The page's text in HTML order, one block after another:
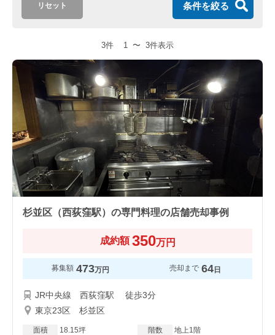
リセット 条件を絞る
3件 1 〜 3件表示
杉並区（西荻窪駅）の専門料理の店舗売却事例
成約額 350万円
募集額 473万円 売却まで 64日
JR中央線 西荻窪駅 徒歩3分
東京23区 杉並区
面積 18.15坪 階数
地上1階